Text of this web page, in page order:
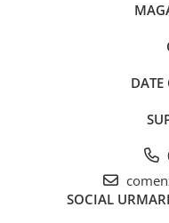
DATE
SOCIAL